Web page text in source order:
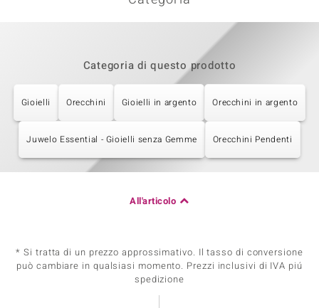
Categoria di questo prodotto
Gioielli Orecchini Gioielli in argento Orecchini in argento
Juwelo Essential - Gioielli senza Gemme Orecchini Pendenti
All'articolo
* Si tratta di un prezzo approssimativo. Il tasso di conversione
può cambiare in qualsiasi momento. Prezzi inclusivi di IVA piú
spedizione